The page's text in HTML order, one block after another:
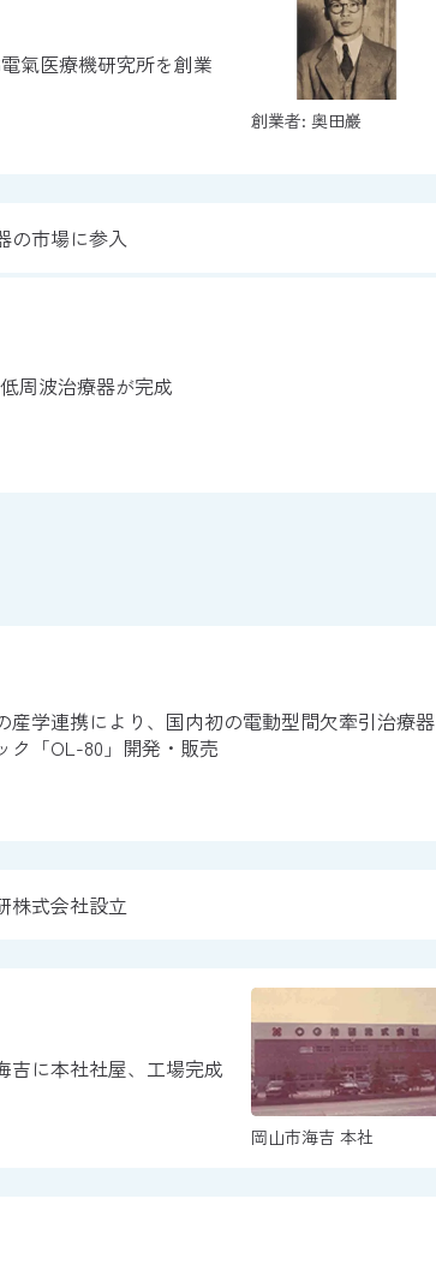
氣医療機研究所を創業
創業者: 奥田巖
の市場に参入
周波治療器が完成
産学連携により、国内初の電動型間欠牽引治療器
ク「OL-80」開発・販売
株式会社設立
に本社社屋、 工場完成
岡山市海吉 本社